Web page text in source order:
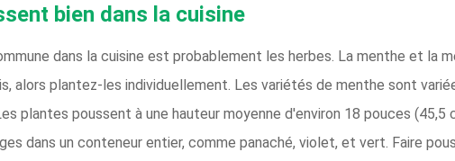
bien dans la cuisine
dans la cuisine est probablement les herbes. La menthe et la
alors plantez-les individuellement. Les variétés de menthe sont
plantes poussent à une hauteur moyenne d'environ 18 pouces
dans un conteneur entier, comme panaché, violet, et vert. Faire